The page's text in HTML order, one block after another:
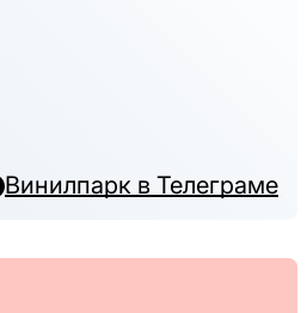
Винилпарк в Телеграме